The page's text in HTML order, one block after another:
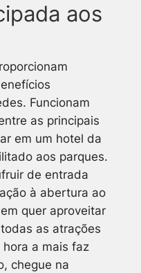
aos
Funcionam
as principais
em um hotel da
aos parques.
de entrada
à abertura ao
quer aproveitar
as atrações
a mais faz
chegue na